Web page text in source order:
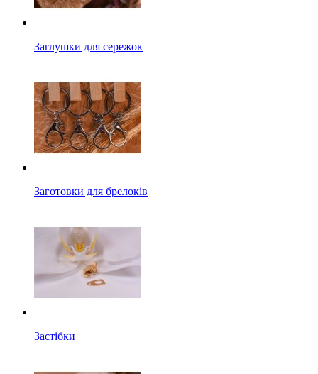
Заглушки для сережок
Заготовки для брелоків
Застібки